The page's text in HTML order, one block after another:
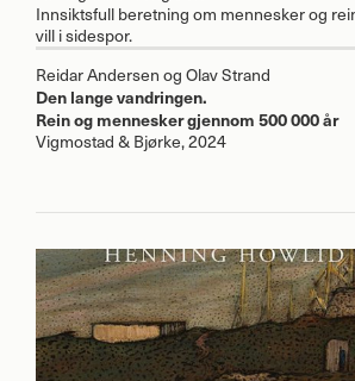
Innsiktsfull beretning om mennesker og
vill i sidespor.
Reidar Andersen og Olav Strand
Den lange vandringen.
Rein og mennesker gjennom 500 000 år
Vigmostad & Bjørke, 2024